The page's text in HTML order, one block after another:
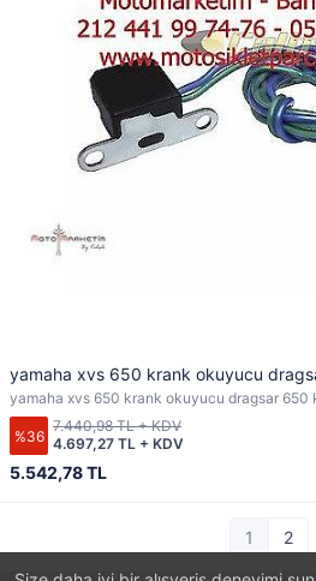
yamaha xvs 650 krank okuyucu
yamaha xvs 650 krank okuyucu dragsar 650
%36
5.542,78 TL
4.697,27 TL + KDV
7.440,98 TL + KDV
1 2